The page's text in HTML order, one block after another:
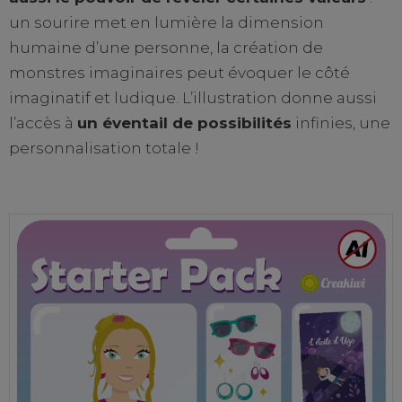
un sourire met en lumière la dimension
humaine d’une personne, la création de
monstres imaginaires peut évoquer le côté
imaginatif et ludique. L’illustration donne aussi
l’accès à un éventail de possibilités infinies, une
personnalisation totale !